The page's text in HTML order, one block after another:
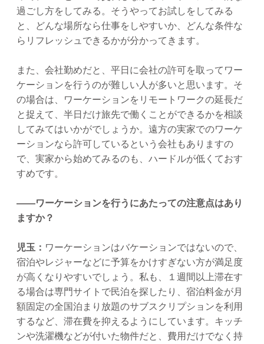
過ごし方をしてみる。そうやってお試しをしてみる
と、どんな場所なら仕事をしやすいか、どんな条件な
らリフレッシュできるかが分かってきます。
また、会社勤めだと、平日に会社の許可を取ってワー
ケーションを行うのが難しい人が多いと思います。そ
の場合は、ワーケーションをリモートワークの延長だ
と捉えて、半日だけ旅先で働くことができるかを相談
してみてはいかがでしょうか。遠方の実家でのワーケ
ーションなら許可しているという会社もありますの
で、実家から始めてみるのも、ハードルが低くておす
すめです。
——ワーケーションを行うにあたっての注意点はあり
ますか？
児玉： ワーケーションはバケーションではないので、
宿泊やレジャーなどに予算をかけすぎない方が満足度
が高くなりやすいでしょう。私も、１週間以上滞在す
る場合は専門サイトで民泊を探したり、宿泊料金が月
額固定の全国泊まり放題のサブスクリプションを利用
するなど、滞在費を抑えるようにしています。キッチ
ンや洗濯機などが付いた物件だと、費用だけでなく持